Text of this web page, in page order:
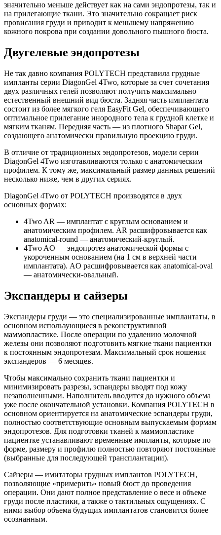
значительно меньше действует как на сами эндопротезы, так и
на прилегающие ткани. Это значительно сокращает риск
провисания груди и приводит к меньшему напряжению
кожного покрова при создании довольного пышного бюста.
Двугелевые эндопротезы
Не так давно компания POLYTECH представила грудные
импланты серии DiagonGel 4Two, которые за счет сочетания
двух различных гелей позволяют получить максимально
естественный внешний вид бюста. Задняя часть имплантата
состоит из более мягкого геля EasyFit Gel, обеспечивающего
оптимальное прилегание инородного тела к грудной клетке и
мягким тканям. Передняя часть — из плотного Shapar Gel,
создающего анатомически правильную проекцию груди.
В отличие от традиционных эндопротезов, модели серии
DiagonGel 4Two изготавливаются только с анатомическим
профилем. К тому же, максимальный размер данных решений
несколько ниже, чем в других сериях.
DiagonGel 4Two от POLYTECH производятся в двух
основных формах:
4Two AR — имплантат с круглым основанием и
анатомическим профилем. AR расшифровывается как
anatomical-round — анатомический-круглый.
4Two AO — эндопротез анатомической формы с
укороченным основанием (на 1 см в верхней части
имплантата). AO расшифровывается как anatomical-oval
— анатомически-овальный.
Экспандеры и сайзеры
Экспандеры груди — это специализированные имплантаты, в
основном использующиеся в реконструктивной
маммопластике. После операции по удалению молочной
железы они позволяют подготовить мягкие ткани пациентки
к постоянным эндопротезам. Максимальный срок ношения
экспандеров — 6 месяцев.
Чтобы максимально сохранить ткани пациентки и
минимизировать разрезы, эспандеры вводят под кожу
незаполненными. Наполнитель вводится до нужного объема
уже после окончательной установки. Компания POLYTECH в
основном ориентируется на анатомические эспандеры груди,
полностью соответствующие основным выпускаемым формам
эндопротезов. Для подготовки тканей к маммопластике
пациентке устанавливают временные импланты, которые по
форме, размеру и профилю полностью повторяют постоянные
(выбранные для последующей трансплантации).
Сайзеры — имитаторы грудных имплантов POLYTECH,
позволяющие «примерить» новый бюст до проведения
операции. Они дают полное представление о весе и объеме
груди после пластики, а также о тактильных ощущениях. С
ними выбор объема будущих имплантатов становится более
осознанным.